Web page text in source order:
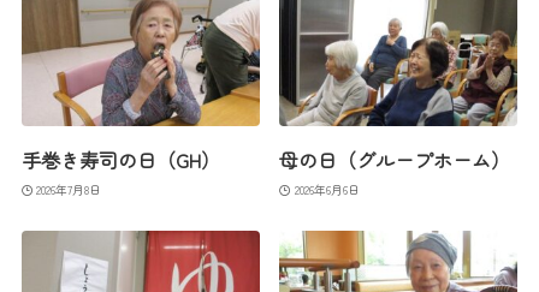
手巻き寿司の日（GH）
2026年7月8日
母の日（グループホーム）
2026年6月6日